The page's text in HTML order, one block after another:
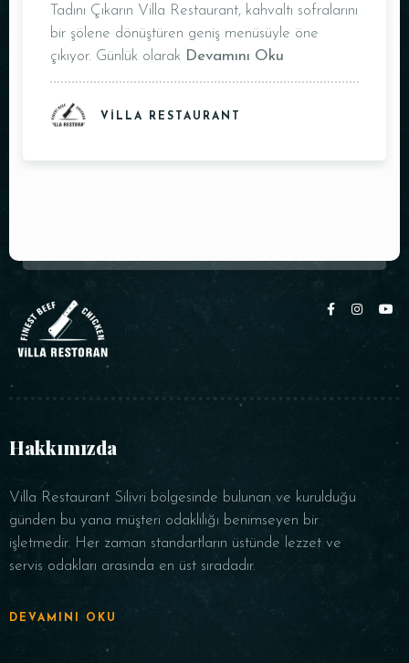
Tadını Çıkarın Villa Restaurant, kahvaltı sofralarını
bir şölene dönüştüren geniş menüsüyle öne
çıkıyor. Günlük olarak Devamını Oku
VILLA RESTAURANT
Hakkımızda
Villa Restaurant Silivri bölgesinde bulunan ve kurulduğu
günden bu yana müşteri odaklılığı benimseyen bir
işletmedir. Her zaman standartların üstünde lezzet ve
servis odakları arasında en üst sıradadır.
DEVAMINI OKU